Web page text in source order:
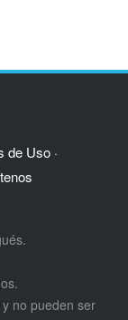
de Uso ·
no pueden ser